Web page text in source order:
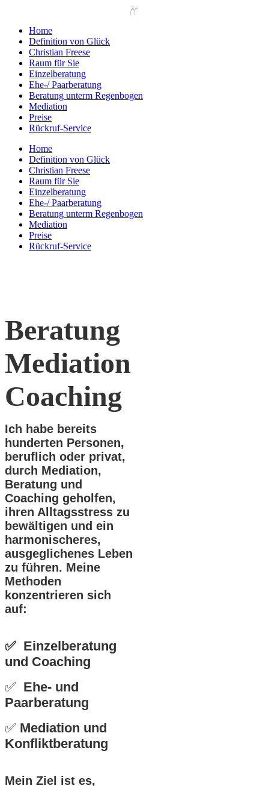
Home
Definition von Glück
Christian Freese
Raum für Sie
Einzelberatung
Ehe-/ Paarberatung
Beratung unterm Regenbogen
Mediation
Preise
Rückruf-Service
Home
Definition von Glück
Christian Freese
Raum für Sie
Einzelberatung
Ehe-/ Paarberatung
Beratung unterm Regenbogen
Mediation
Preise
Rückruf-Service
Beratung
Mediation
Coaching
Ich habe bereits
hunderten Personen,
beruflich oder privat,
durch Mediation,
Beratung und
Coaching geholfen,
ihren Alltagsstress zu
bewältigen und ein
harmonischeres,
ausgeglichenes Leben
zu führen. Meine
Methoden
konzentrieren sich
auf:
✅ Einzelberatung
und Coaching
✅ Ehe- und
Paarberatung
✅ Mediation und
Konfliktberatung
Mein Ziel ist es,